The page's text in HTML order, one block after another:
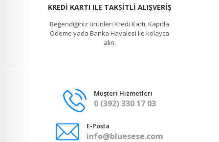
KREDI KARTI ILE TAKSITLI ALIŞVERIŞ
Beğendiğiniz ürünleri Kredi Kartı, Kapıda
Ödeme yada Banka Havalesi ile kolayca
alın.
Müşteri Hizmetleri
0 (392) 330 17 03
E-Posta
info@bluesese.com